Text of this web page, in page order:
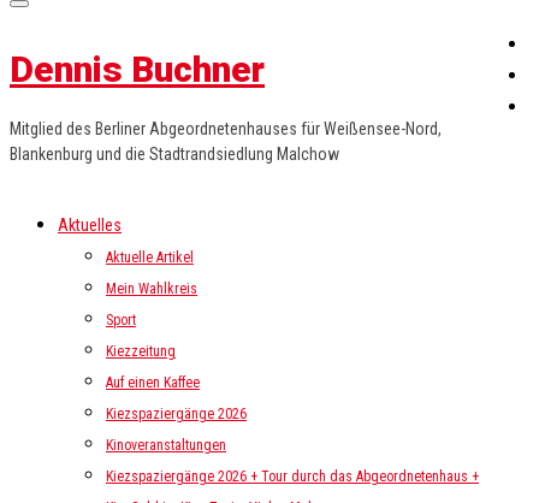
Dennis Buchner
Mitglied des Berliner Abgeordnetenhauses für Weißensee-Nord,
Blankenburg und die Stadtrandsiedlung Malchow
Aktuelles
Aktuelle Artikel
Mein Wahlkreis
Sport
Kiezzeitung
Auf einen Kaffee
Kiezspaziergänge 2026
Kinoveranstaltungen
Kiezspaziergänge 2026 + Tour durch das Abgeordnetenhaus +